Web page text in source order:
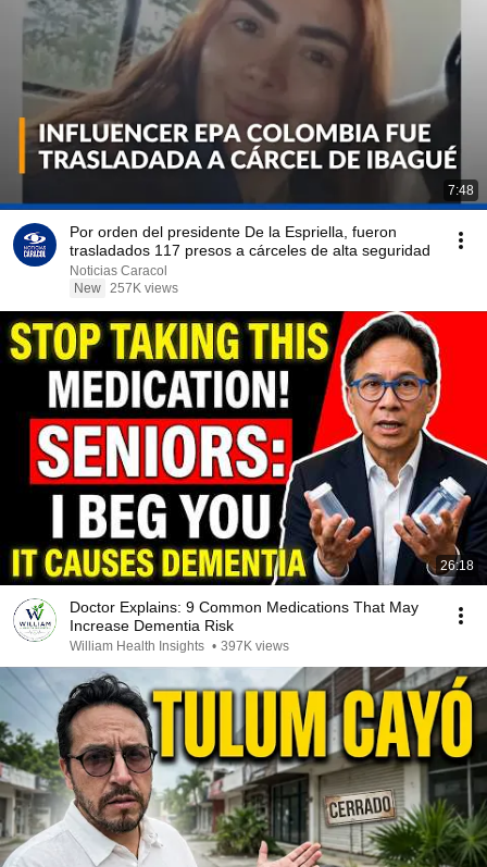
7:48
Por orden del presidente De la Espriella, fueron
trasladados 117 presos a cárceles de alta seguridad
Noticias Caracol
New 257K views
26:18
Doctor Explains: 9 Common Medications That May
Increase Dementia Risk
William Health Insights • 397K views